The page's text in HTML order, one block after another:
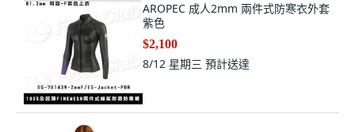
AROPEC 成人2mm 兩件式防寒衣外套
紫色
$2,100
8/12 星期三 預計送達